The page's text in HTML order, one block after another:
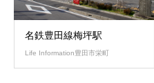
名鉄豊田線梅坪駅
Life Information豊田市栄町